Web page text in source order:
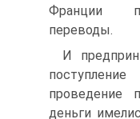
Франции
переводы.
И
проведение
деньги